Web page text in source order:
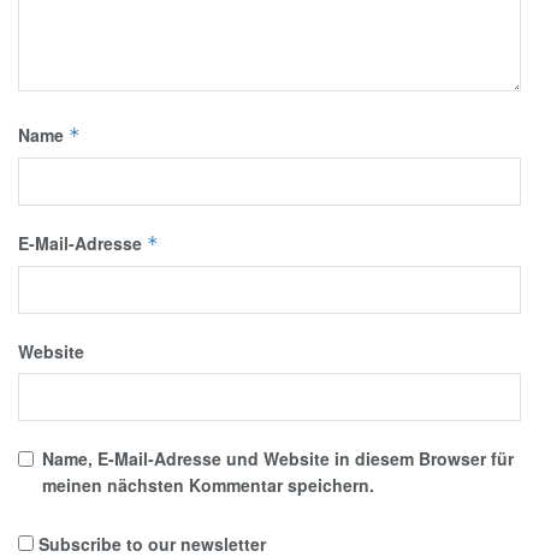
Name *
E-Mail-Adresse *
Website
Name, E-Mail-Adresse und Website in diesem Browser für
meinen nächsten Kommentar speichern.
Subscribe to our newsletter